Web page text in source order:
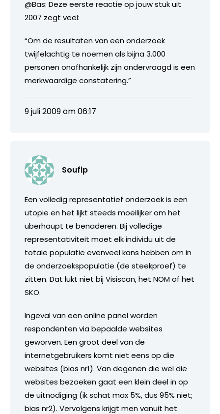
@Bas: Deze eerste reactie op jouw stuk uit
2007 zegt veel:
“Om de resultaten van een onderzoek
twijfelachtig te noemen als bijna 3.000
personen onafhankelijk zijn ondervraagd is een
merkwaardige constatering.”
9 juli 2009 om 06:17
Soufip
Een volledig representatief onderzoek is een
utopie en het lijkt steeds moeilijker om het
uberhaupt te benaderen. Bij volledige
representativiteit moet elk individu uit de
totale populatie evenveel kans hebben om in
de onderzoekspopulatie (de steekproef) te
zitten. Dat lukt niet bij Visiscan, het NOM of het
SKO.
Ingeval van een online panel worden
respondenten via bepaalde websites
geworven. Een groot deel van de
internetgebruikers komt niet eens op die
websites (bias nr1). Van degenen die wel die
websites bezoeken gaat een klein deel in op
de uitnodiging (ik schat max 5%, dus 95% niet;
bias nr2). Vervolgens krijgt men vanuit het